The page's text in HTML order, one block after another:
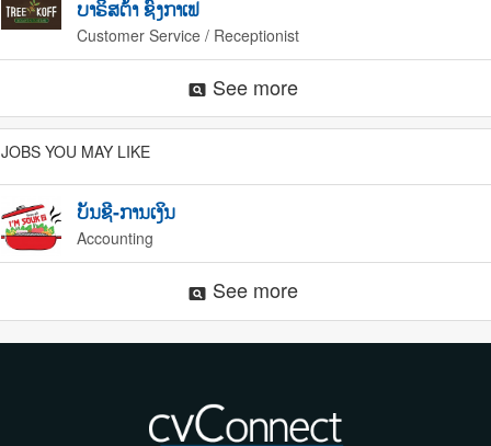
ບາຣິສຕ້າ ຊົງກາເຟ
Customer Service / Receptionist
pageview See more
JOBS YOU MAY LIKE
ບັນຊີ-ການເງິນ
Accounting
pageview See more